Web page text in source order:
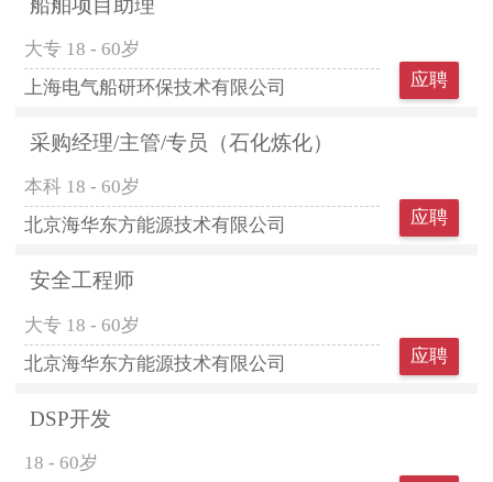
船舶项目助理
大专 18 - 60岁
上海电气船研环保技术有限公司
应聘
采购经理/主管/专员（石化炼化）
本科 18 - 60岁
北京海华东方能源技术有限公司
应聘
安全工程师
大专 18 - 60岁
北京海华东方能源技术有限公司
应聘
DSP开发
18 - 60岁